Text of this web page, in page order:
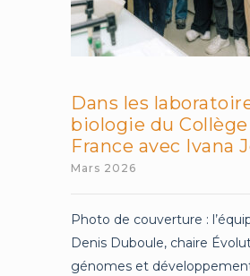
Dans les
biologie du
France avec Ivana
Mars 2026
Photo de couverture :
Denis Duboule, chaire
génomes et